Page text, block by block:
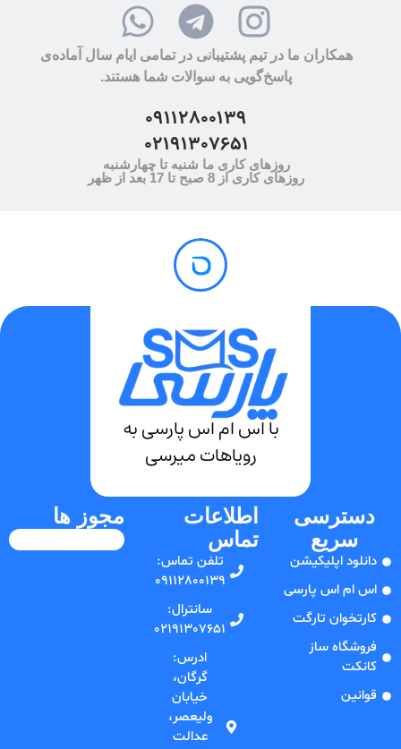
همکاران ما در تیم پشتیبانی در تمامی ایام سال آماده‌ی
پاسخ‌گویی به سوالات شما هستند.
09112800139
02191307651
روزهای کاری ما شنبه تا چهارشنبه
روزهای کاری از 8 صبح تا 17 بعد از ظهر
با اس ام اس پارسی به
رویاهات میرسی
دسترسی
سریع
دانلود اپلیکیشن
اس ام اس پارسی
کارتخوان تارگت
فروشگاه ساز
کانکت
قوانین
اطلاعات
تماس
تلفن‌ تماس:
09112800139
سانترال:
02191307651
ادرس:
گرگان،
خیابان
ولیعصر،
عدالت
مجوز ها